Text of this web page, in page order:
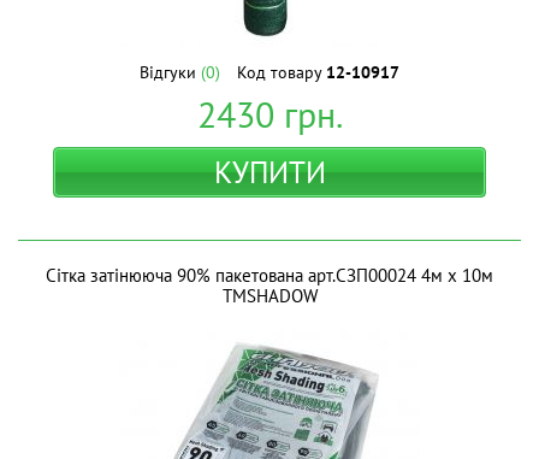
Відгуки (0) Код товару 12-10917
2430 грн.
КУПИТИ
Сітка затінююча 90% пакетована арт.СЗП00024 4м х 10м
ТМSHADOW